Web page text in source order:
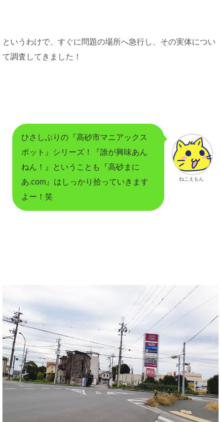
というわけで、すぐに問題の場所へ急行し、その実体につい
て調査してきました！
ひさしぶりの『高砂市マニアックス
ポット』シリーズ！『誰が興味あん
ねん！』ということも『高砂まに
あ.com』はしっかり拾っていきます
よー！笑
ねこえもん